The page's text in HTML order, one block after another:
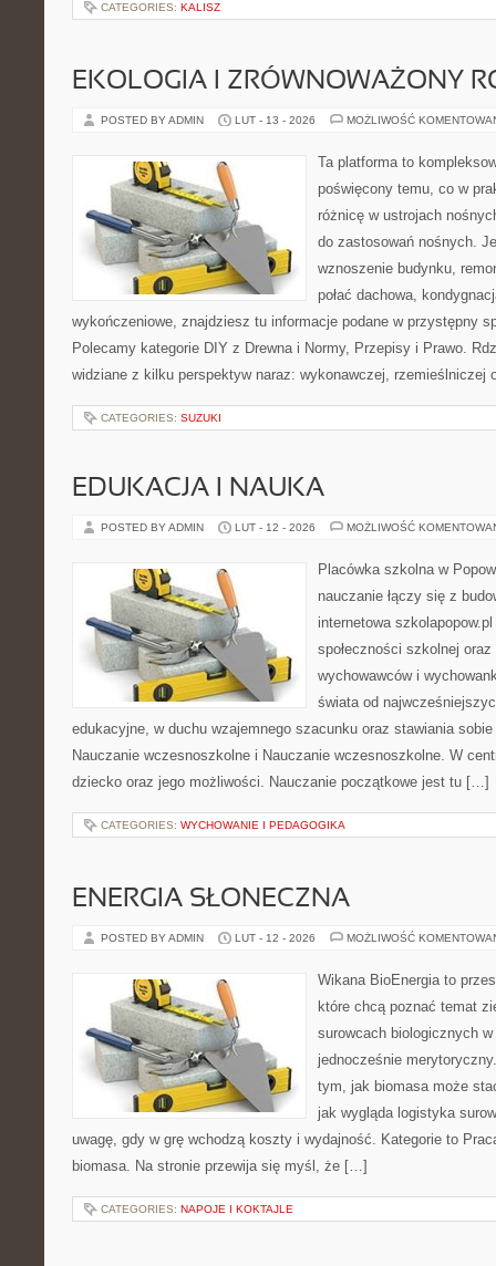
CATEGORIES: KALISZ
EKOLOGIA I ZRÓWNOWAŻONY
POSTED BY ADMIN LUT - 13 - 2026 MOŻLIWOŚĆ
Ta platforma to
poświęcony temu, co w
różnicę w ustrojach
do zastosowań nośnych.
wznoszenie budynku,
połać dachowa,
wykończeniowe, znajdziesz tu informacje podane w przystępny
Polecamy kategorie DIY z Drewna i Normy, Przepisy i Prawo.
widziane z kilku perspektyw naraz: wykonawczej, rzemieślniczej
CATEGORIES: SUZUKI
EDUKACJA I NAUKA
POSTED BY ADMIN LUT - 12 - 2026 MOŻLIWOŚĆ
Placówka szkolna w
nauczanie łączy się z
internetowa
społeczności szkolnej
wychowawców i
świata od
edukacyjne, w duchu wzajemnego szacunku oraz stawiania
Nauczanie wczesnoszkolne i Nauczanie wczesnoszkolne. W
dziecko oraz jego możliwości. Nauczanie początkowe jest tu […]
CATEGORIES: WYCHOWANIE I PEDAGOGIKA
ENERGIA SŁONECZNA
POSTED BY ADMIN LUT - 12 - 2026 MOŻLIWOŚĆ
Wikana BioEnergia to
które chcą poznać temat
surowcach biologicznych
jednocześnie
tym, jak biomasa może
jak wygląda logistyka
uwagę, gdy w grę wchodzą koszty i wydajność. Kategorie to
biomasa. Na stronie przewija się myśl, że […]
CATEGORIES: NAPOJE I KOKTAJLE